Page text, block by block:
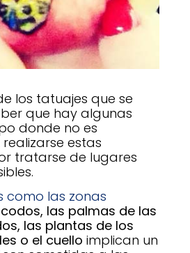
los tatuajes que se
que hay algunas
donde no es
estas
tratarse de lugares
como las zonas
codos, las palmas de las
las plantas de los
o el cuello implican un